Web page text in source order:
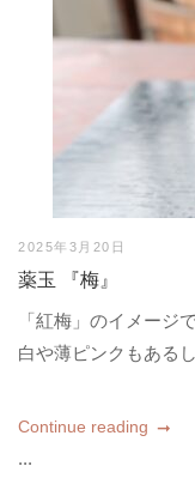
2025年3月20日
薬玉 『梅』
「紅梅」のイメージ
白や薄ピンクもある
Continue reading
...